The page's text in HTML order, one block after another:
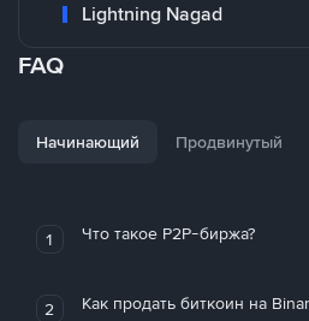
Lightning Nagad
FAQ
Начинающий Продвинутый
1 Что такое P2P-биржа?
2 Как продать биткоин на